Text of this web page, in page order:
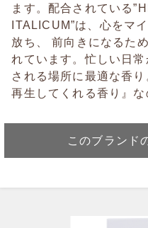
ます。配合されている
ITALICUM”は、心をマ
放ち、 前向きになるた
れています。忙しい日
される場所に最適な香
再生してくれる香り』な
このブランド